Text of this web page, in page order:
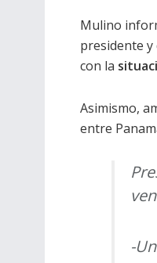
Mulino
presidente
con la
Asimismo,
entre
-